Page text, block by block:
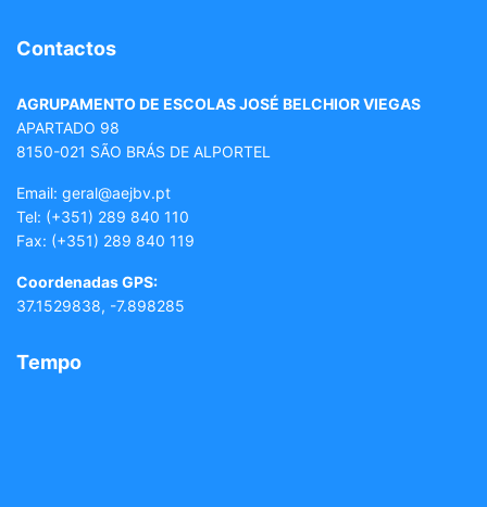
Contactos
AGRUPAMENTO DE ESCOLAS JOSÉ BELCHIOR VIEGAS
APARTADO 98
8150-021 SÃO BRÁS DE ALPORTEL
Email: geral@aejbv.pt
Tel: (+351) 289 840 110
Fax: (+351) 289 840 119
Coordenadas GPS:
37.1529838, -7.898285
Tempo